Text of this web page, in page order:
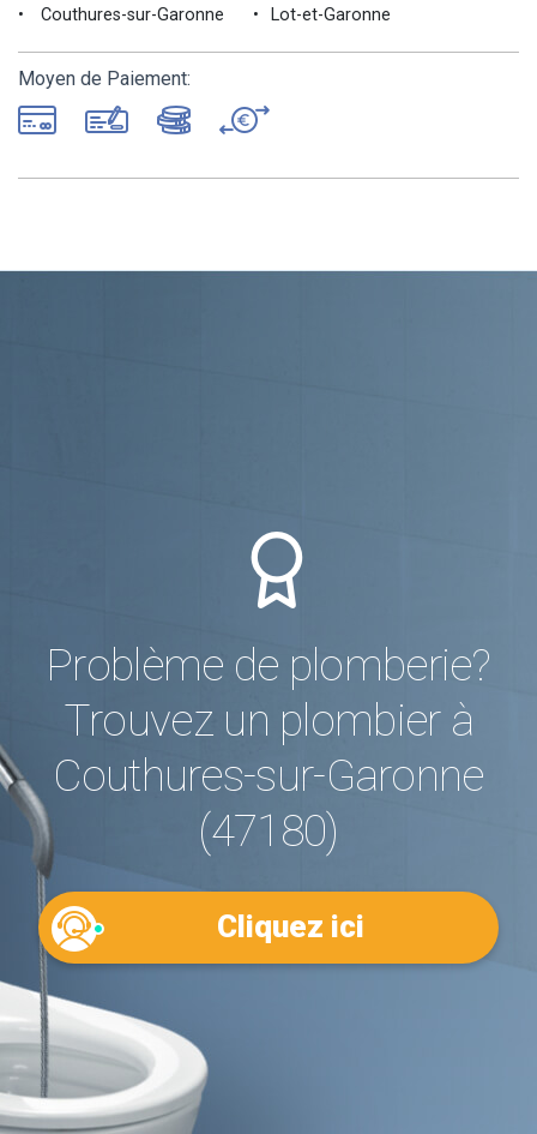
Couthures-sur-Garonne Lot-et-Garonne
Moyen de Paiement:
Problème de plomberie?
Trouvez un plombier à
Couthures-sur-Garonne
(47180)
Cliquez ici